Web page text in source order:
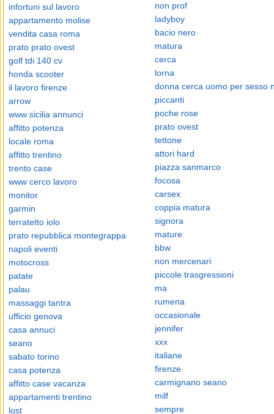
infortuni sul lavoro
appartamento molise
vendita casa roma
prato prato ovest
golf tdi 140 cv
honda scooter
il lavoro firenze
arrow
www sicilia annunci
affitto potenza
locale roma
affitto trentino
trento case
www cerco lavoro
monitor
garmin
terratetto iolo
prato repubblica montegrappa
napoli eventi
motocross
patate
palau
massaggi tantra
ufficio genova
casa annuci
seano
sabato torino
casa potenza
affitto case vacanza
appartamenti trentino
lost
non prof
ladyboy
bacio nero
matura
cerca
lorna
donna cerca uomo per sesso
piccanti
poche rose
prato ovest
tettone
attori hard
piazza sanmarco
focosa
carsex
coppia matura
signora
mature
bbw
non mercenari
piccole trasgressioni
ma
rumena
occasionale
jennifer
xxx
italiane
firenze
carmignano seano
milf
sempre